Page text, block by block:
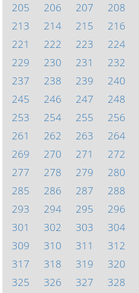
205
206 207 208
213
214 215 216
221
222 223 224
229
230 231 232
237
238 239 240
245
246 247 248
253
254 255 256
261
262 263 264
269
270 271 272
277
278 279 280
285
286 287 288
293
294 295 296
301
302 303 304
309
310 311 312
317
318 319 320
325
326 327 328